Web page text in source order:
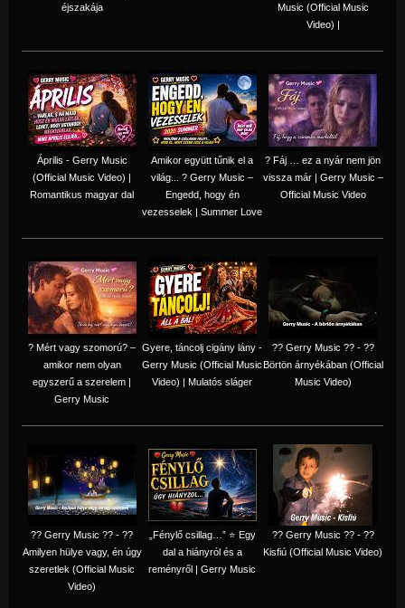
éjszakája
Music (Official Music
Video) |
Április - Gerry Music
(Official Music Video) |
Romantikus magyar dal
Amikor együtt tűnik el a
világ... ? Gerry Music –
Engedd, hogy én
vezesselek | Summer Love
? Fáj … ez a nyár nem jön
vissza már | Gerry Music –
Official Music Video
? Mért vagy szomorú? –
amikor nem olyan
egyszerű a szerelem |
Gerry Music
Gyere, táncolj cigány lány -
Gerry Music (Official Music
Video) | Mulatós sláger
?? Gerry Music ?? - ??
Börtön árnyékában (Official
Music Video)
?? Gerry Music ?? - ??
Amilyen hülye vagy, én úgy
szeretlek (Official Music
Video)
„Fénylő csillag…” ⭐ Egy
dal a hiányról és a
reményről | Gerry Music
?? Gerry Music ?? - ??
Kisfiú (Official Music Video)